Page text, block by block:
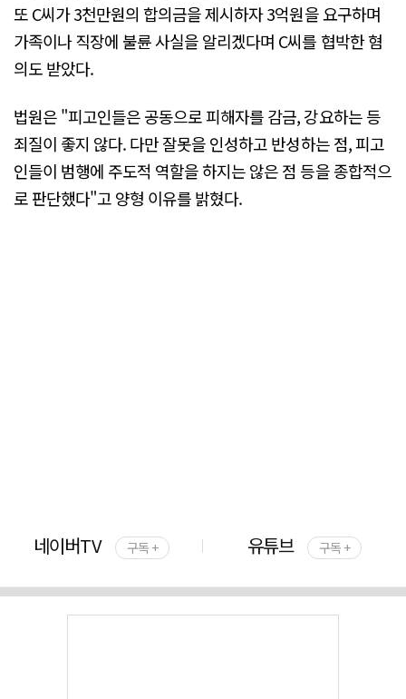
또 C씨가 3천만원의 합의금을 제시하자 3억원을 요구하며
가족이나 직장에 불륜 사실을 알리겠다며 C씨를 협박한 혐
의도 받았다.
법원은 "피고인들은 공동으로 피해자를 감금, 강요하는 등
죄질이 좋지 않다. 다만 잘못을 인성하고 반성하는 점, 피고
인들이 범행에 주도적 역할을 하지는 않은 점 등을 종합적으
로 판단했다"고 양형 이유를 밝혔다.
네이버TV 구독 + 유튜브 구독 +